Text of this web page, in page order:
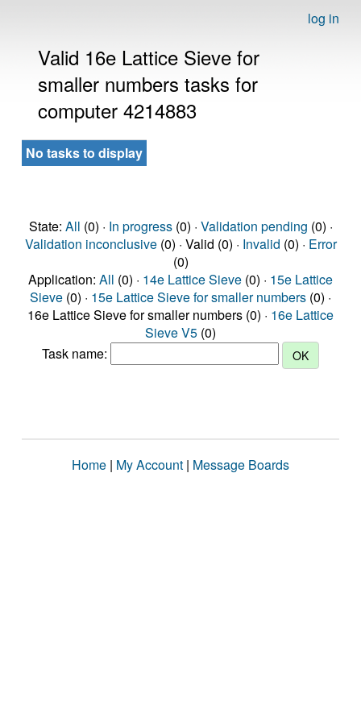
log in
Valid 16e Lattice Sieve for
smaller numbers tasks for
computer 4214883
No tasks to display
State: All (0) · In progress(0) · Validation pending (0) ·
Validation inconclusive(0) · Valid (0) · Invalid (0) · Error
(0)
Application: All (0) · 14e Lattice Sieve (0) · 15e Lattice
Sieve (0) · 15e Lattice Sieve for smaller numbers (0) ·
16e Lattice Sieve for smaller numbers (0) · 16e Lattice
Sieve V5 (0)
Task name:
Home | My Account | Message Boards